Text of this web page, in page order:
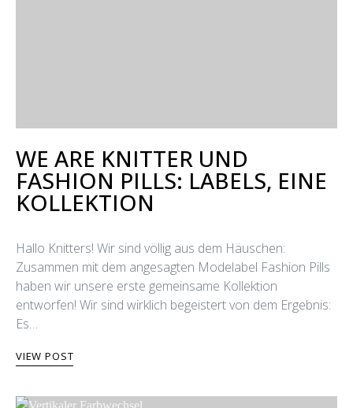
WE ARE KNITTER UND
FASHION PILLS: LABELS, EINE
KOLLEKTION
Hallo Knitters! Wir sind völlig aus dem Häuschen:
Zusammen mit dem angesagten Modelabel Fashion Pills
haben wir unsere erste gemeinsame Kollektion
entworfen! Wir sind wirklich begeistert von dem Ergebnis:
Es…
VIEW POST